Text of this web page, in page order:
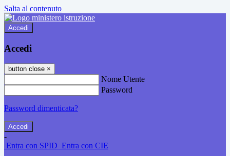
Salta al contenuto
Accedi
Accedi
button close ×
Nome Utente
Password
Password dimenticata?
-
Entra con SPID Entra con CIE